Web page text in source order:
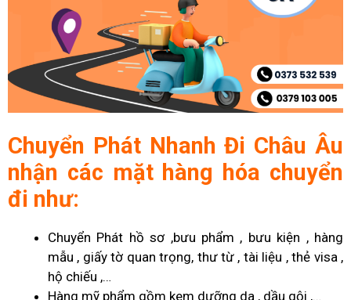
Chuyển Phát Nhanh Đi Châu Âu
nhận các mặt hàng hóa chuyển
đi như:
Chuyển Phát hồ sơ ,bưu phẩm , bưu kiện , hàng
mẫu , giấy tờ quan trọng, thư từ , tài liệu , thẻ visa ,
hộ chiếu ,…
Hàng mỹ phẩm gồm kem dưỡng da , dầu gội ,…